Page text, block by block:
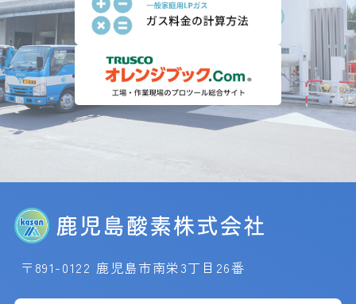
〒891-0122 鹿児島市南栄3丁目26番